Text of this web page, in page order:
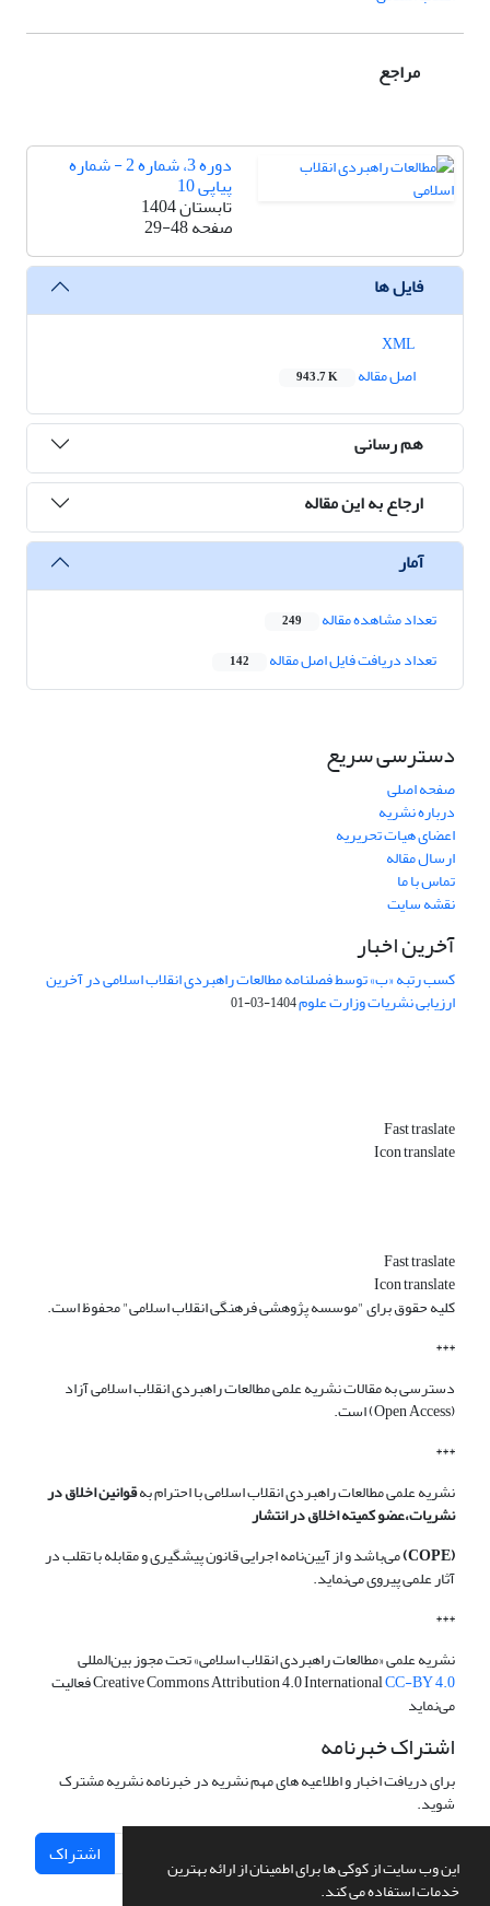
این وب سایت از کوکی ها برای اطمینان از ارائه بهترین
خدمات استفاده می کند.
مراجع
دوره 3، شماره 2 - شماره
پیاپی 10
تابستان 1404
صفحه29-48
فایل ها
اصل مقاله
943.7 K
هم رسانی
ارجاع به این مقاله
آمار
تعداد مشاهده مقاله 249
تعداد دریافت فایل اصل مقاله 142
دسترسی سریع
صفحه اصلی
درباره نشریه
اعضای هیات تحریریه
ارسال مقاله
تماس با ما
نقشه سایت
آخرین اخبار
کسب رتبه «ب» توسط فصلنامه مطالعات راهبردی انقلاب اسلامی در آخرین
ارزیابی نشریات وزارت علوم1404-03-01
Fast traslate
Icon translate
Fast traslate
Icon translate
کلیه حقوق برای "موسسه پژوهشی فرهنگی انقلاب اسلامی" محفوظ است.
***
دسترسی به مقالات نشریه علمی مطالعات راهبردی انقلاب اسلامی آزاد
(Open Access) است.
***
نشریه علمی مطالعات راهبردی انقلاب اسلامی با احترام بهقوانین اخلاق در
نشریات،عضو کمیته اخلاق در انتشار
(COPE)
می‌باشد و از آیین‌نامه اجرایی قانون پیشگیری و مقابله با تقلب در
آثار علمی پیروی می‌نماید.
***
نشریه علمی «مطالعات راهبردی انقلاب اسلامی» تحت مجوز بین‌المللی
Creative Commons Attribution 4.0 InternationalCC-BY 4.0 فعالیت
می‌نماید
اشتراک خبرنامه
برای دریافت اخبار و اطلاعیه های مهم نشریه در خبرنامه نشریه مشترک
شوید.
اشتراک